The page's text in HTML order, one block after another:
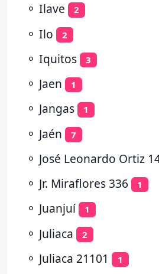
⚬ Ilave 2
⚬ Ilo 2
⚬ Iquitos 3
⚬ Jaen 1
⚬ Jangas 1
⚬ Jaén 7
⚬ José Leonardo Ortiz
⚬ Jr. Miraflores 336 1
⚬ Juanjuí 1
⚬ Juliaca 2
⚬ Juliaca 21101 1